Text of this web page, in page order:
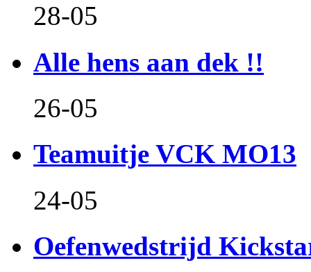
28-05
Alle hens aan dek !!
26-05
Teamuitje VCK MO13
24-05
Oefenwedstrijd